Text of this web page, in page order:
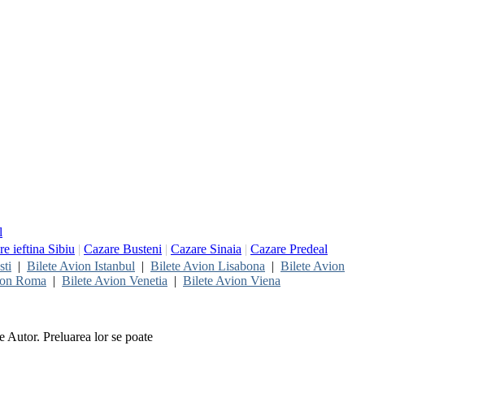
ieftina Sibiu | Cazare Busteni | Cazare Sinaia | Cazare Predeal
| Bilete Avion Istanbul | Bilete Avion Lisabona | Bilete Avion
Roma | Bilete Avion Venetia | Bilete Avion Viena
Autor. Preluarea lor se poate